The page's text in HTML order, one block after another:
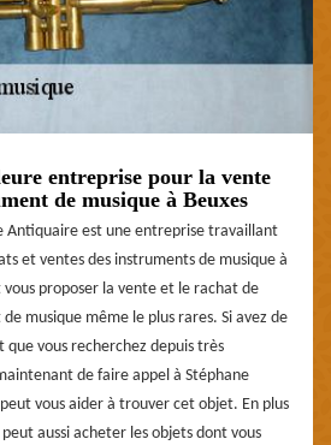
entreprise pour la vente
de musique à Beuxes
Antiquaire est une entreprise travaillant
et ventes des instruments de musique à
vous proposer la vente et le rachat de
musique même le plus rares. Si avez de
vous recherchez depuis très
de faire appel à Stéphane
vous aider à trouver cet objet. En plus
aussi acheter les objets dont vous